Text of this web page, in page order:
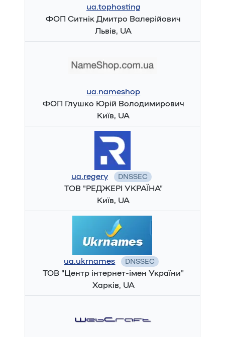
ua.tophosting
ФОП Ситнік Дмитро Валерійович
Львів, UA
ua.nameshop
ФОП Глушко Юрій Володимирович
Київ, UA
ua.regery DNSSEC
ТОВ "РЕДЖЕРІ УКРАЇНА"
Київ, UA
ua.ukrnames DNSSEC
ТОВ "Центр інтернет-імен України"
Харків, UA